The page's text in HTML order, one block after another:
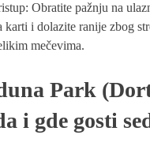
Obratite pažnju na
karti i dolazite ranije zbog
mečevima.
Park
i gde gosti